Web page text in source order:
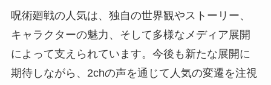
呪術廻戦の人気は、独自の世界観やストーリー、
キャラクターの魅力、そして多様なメディア展開
によって支えられています。今後も新たな展開に
期待しながら、2chの声を通じて人気の変遷を注視